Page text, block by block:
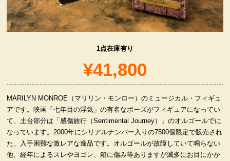
キャラクター・グッズ
喫煙具
服飾小物雑貨
1点在庫有り
¥41,800
MARILYN MONROE（マリリン・モンロー）のミュージカル・フィギュ
アです。映画「七年目の浮気」の有名なポーズがフィギュアになってい
て、土台部分は「感傷旅行（Sentimental Journey）」のオルゴールでに
なっています。2000年にシリアルナンバー入りの7500個限定で販売され
た、入手困難な激レアな逸品です。オルゴールが故障していて鳴らない
他、経年によるスレやヨゴレ、箱に傷み等ありますが滅多にお目にかか